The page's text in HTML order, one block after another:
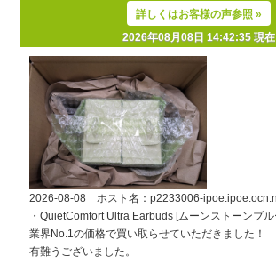
詳しくはお客様の声参照 »
2026年08月08日 14:42:35 現在